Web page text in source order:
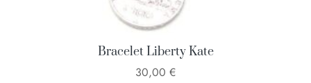
Bracelet Liberty Kate
30,00 €